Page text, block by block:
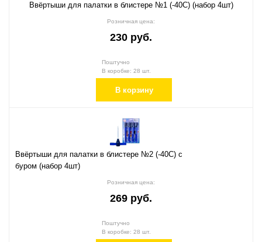
Ввёртыши для палатки в блистере №1 (-40С) (набор 4шт)
Розничная цена:
230 руб.
Поштучно
В коробке: 28 шт.
В корзину
Ввёртыши для палатки в блистере №2 (-40С) с
буром (набор 4шт)
Розничная цена:
269 руб.
Поштучно
В коробке: 28 шт.